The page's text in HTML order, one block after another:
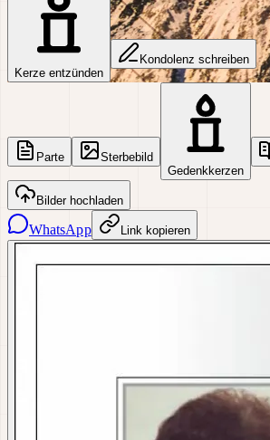
Kerze entzünden
Kondolenz schreiben
Parte
Sterbebild
Gedenkkerzen
Bilder hochladen
WhatsApp Link kopieren